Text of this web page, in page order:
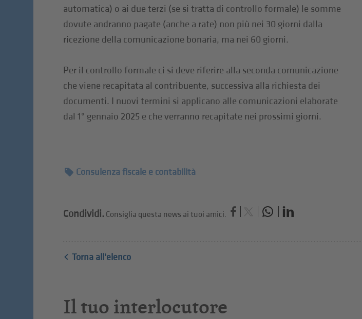
automatica) o ai due terzi (se si tratta di controllo formale) le somme
dovute andranno pagate (anche a rate) non più nei 30 giorni dalla
ricezione della comunicazione bonaria, ma nei 60 giorni.
Per il controllo formale ci si deve riferire alla seconda comunicazione
che viene recapitata al contribuente, successiva alla richiesta dei
documenti. I nuovi termini si applicano alle comunicazioni elaborate
dal 1° gennaio 2025 e che verranno recapitate nei prossimi giorni.
Consulenza fiscale e contabilità
Condividi. Consiglia questa news ai tuoi amici.
Torna all'elenco
Il tuo interlocutore